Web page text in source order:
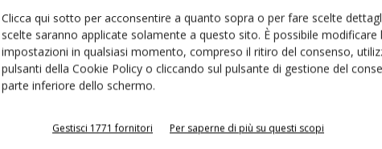
Clicca qui sotto per acconsentire a quanto sopra o per fare scelte
scelte saranno applicate solamente a questo sito. È possibile modificare
impostazioni in qualsiasi momento, compreso il ritiro del consenso,
pulsanti della Cookie Policy o cliccando sul pulsante di gestione del
parte inferiore dello schermo.
Gestisci 1771 fornitori Per saperne di più su questi scopi